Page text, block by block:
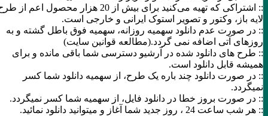
:: اشتراکی که تهیه می‌کنید برای بیش از 20 هزار محصول اعم از طرح
لایه باز، وکتور و تصویر استوک ایرانی و خارجی است.
:: در صورت عدم دانلود سهمیه روزانه، سهمیه فوق باطل گشته و به
روزهای آتی اضافه نمی گردد.(مطالعه قوانین سایت)
:: طرح های دانلود شده در آرشیو دسترسی شما باقی مانده و برای
همیشه قابل دانلود است.
:: در صورت دانلود چند باره یک طرح، از سهمیه دانلود شما کسر
نمیگردد.
:: در صورت بروز خطا در دانلود فایل، از سهمیه شما کسر نمیگردد.
:: هر شب ساعت 24 ،‌ روز جدید شما آغاز و میتوانید دانلود نمائید.